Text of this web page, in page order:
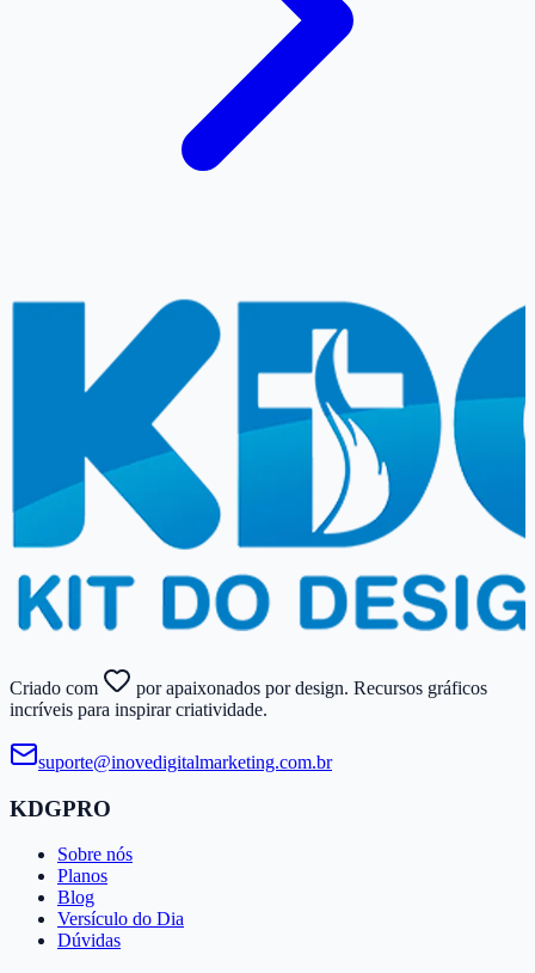
Criado com
por apaixonados por design. Recursos gráficos
incríveis para inspirar criatividade.
suporte@​inovedigitalmarketing.​com.​br
KDGPRO
Sobre nós
Planos
Blog
Versículo do Dia
Dúvidas